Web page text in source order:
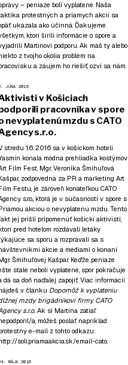
– peniaze boli vyplatené. Naša
protestných a priamych akcií sa
ukázala ako účinná. Ďakujeme
ktorí šírili informácie o spore a
Martinovi podporu. Ak máš ty alebo
z tvojho okolia problém na
a záujem ho riešiť, ozvi sa nám.
JÚNA 2016
v Košiciach
pracovníka v spore
nevyplatenú mzdu s CATO
s.r.o.
stredu 1.6. 2016 sa v košickom hoteli
konala módna prehliadka kostýmov
Film Fest. Mgr. Veronika Šmihuľová
zodpovedná za PR a marketing Art
Festu, je zároveň konateľkou CATO
s.r.o., ktorá je v súčasnosti v spore s
akciou o nevyplatenú mzdu. Tento
jej prišli pripomenúť košickí aktivisti,
pred hotelom rozdávali letáky
sa sporu a rozprávali sa s
akcie a médiami o konaní
Šmihuľovej Kašpar. Keďže peniaze
stále neboli vyplatené, spor pokračuje
dá sa doň naďalej zapojiť. Viac informácií
v článku Dopomôž k vyplateniu
mzdy brigádnikovi firmy CATO
s.r.o.Ak si Martina zatiaľ
a, môžeš poslať napríklad
e-mail z tohto odkazu:
soli.priamaakcia.sk/email-cato.
MÁJA 2016